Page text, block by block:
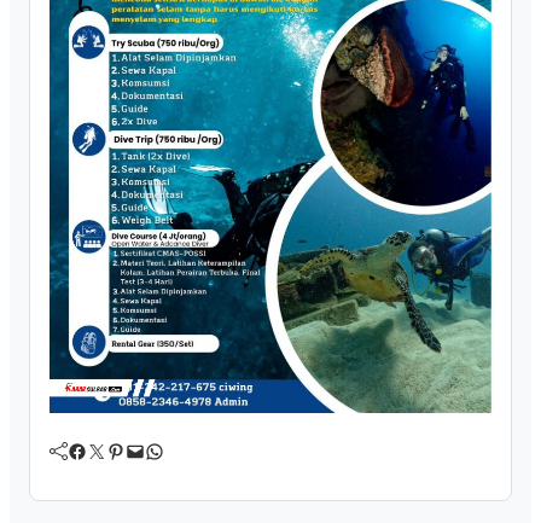
Facebook Twitter Pinterest Mail WhatsApp